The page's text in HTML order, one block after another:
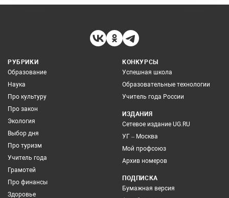
РУБРИКИ
Образование
Наука
Про культуру
Про закон
Экология
Выбор дня
Про туризм
Учитель года
Грамотей
Про финансы
Здоровье
КОНКУРСЫ
Успешная школа
Образовательные технологии
Учитель года России
ИЗДАНИЯ
Сетевое издание UG.RU
УГ – Москва
Мой профсоюз
Архив номеров
ПОДПИСКА
Бумажная версия